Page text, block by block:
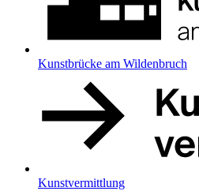
Kunstbrücke am Wildenbruch
Kunstvermittlung